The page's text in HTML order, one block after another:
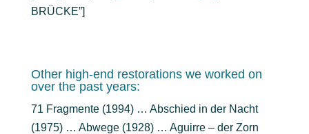
BRÜCKE”]
Other high-end restorations we worked on
over the past years:
71 Fragmente (1994) … Abschied in der Nacht
(1975) … Abwege (1928) … Aguirre – der Zorn